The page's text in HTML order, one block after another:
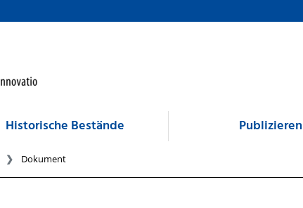
Historische Bestände Publizieren
Dokument